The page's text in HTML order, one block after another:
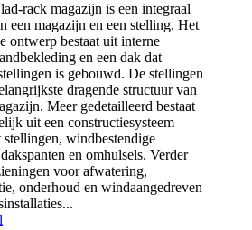
rack magazijn is een integraal
een magazijn en een stelling. Het
ontwerp bestaat uit interne
en een dak dat
is gebouwd. De stellingen
dragende structuur van
Meer gedetailleerd bestaat
uit een constructiesysteem
stellingen, windbestendige
en omhulsels. Verder
voor afwatering,
onderhoud en windaangedreven